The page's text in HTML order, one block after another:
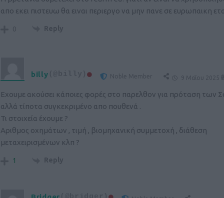
απο εκει πιστευω θα ειναι περιεργο να μην πανε σε ευρωπαικη
0 Reply
billy (@billy) Noble Member 9 Μαΐου 2025
Εχουμε ακούσει κάποιες φορές στο παρελθον για πρόταση των
αλλά τίποτα συγκεκριμένο απο πουθενά .
Τι στοιχεία έχουμε ?
Αριθμος οχημάτων , τιμή , βιομηχανική συμμετοχή , διάθεση
μεταχειρισμένων κλπ ?
1 Reply